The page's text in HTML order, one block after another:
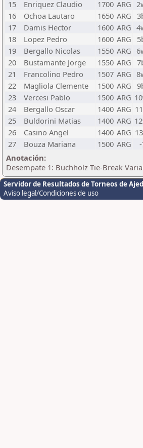
15
Enriquez Claudio 1700 ARG
16
Ochoa Lautaro 1650 ARG
17
Damis Hector 1600 ARG
18
Lopez Pedro 1600 ARG
19
Bergallo Nicolas 1550 ARG
20
Bustamante Jorge 1550 ARG
21
Francolino Pedro 1507 ARG
22
Magliola Clemente 1500 ARG
23
Vercesi Pablo 1500 ARG
24
Bergallo Oscar 1400 ARG
25
Buldorini Matias 1400 ARG
26
Casino Angel 1400 ARG
27
Bouza Mariana 1500 ARG
Anotación:
Desempate 1: Buchholz Tie-Break
Servidor de Resultados de Torneos de
Aviso legal/Condiciones de uso